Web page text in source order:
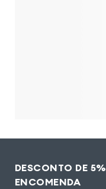
DESCONTO DE
ENCOMENDA